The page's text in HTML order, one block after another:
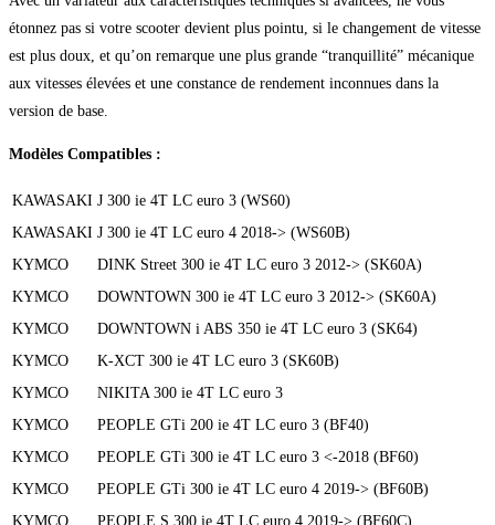
étonnez pas si votre scooter devient plus pointu, si le changement de vitesse
est plus doux, et qu’on remarque une plus grande “tranquillité” mécanique
aux vitesses élevées et une constance de rendement inconnues dans la
version de base.
Modèles Compatibles :
KAWASAKI J 300 ie 4T LC euro 3 (WS60)
KAWASAKI J 300 ie 4T LC euro 4 2018-> (WS60B)
KYMCO
DINK Street 300 ie 4T LC euro 3 2012-> (SK60A)
KYMCO
DOWNTOWN 300 ie 4T LC euro 3 2012-> (SK60A)
KYMCO
DOWNTOWN i ABS 350 ie 4T LC euro 3 (SK64)
KYMCO
K-XCT 300 ie 4T LC euro 3 (SK60B)
KYMCO
NIKITA 300 ie 4T LC euro 3
KYMCO
PEOPLE GTi 200 ie 4T LC euro 3 (BF40)
KYMCO
PEOPLE GTi 300 ie 4T LC euro 3 <-2018 (BF60)
KYMCO
PEOPLE GTi 300 ie 4T LC euro 4 2019-> (BF60B)
KYMCO
PEOPLE S 300 ie 4T LC euro 4 2019-> (BF60C)